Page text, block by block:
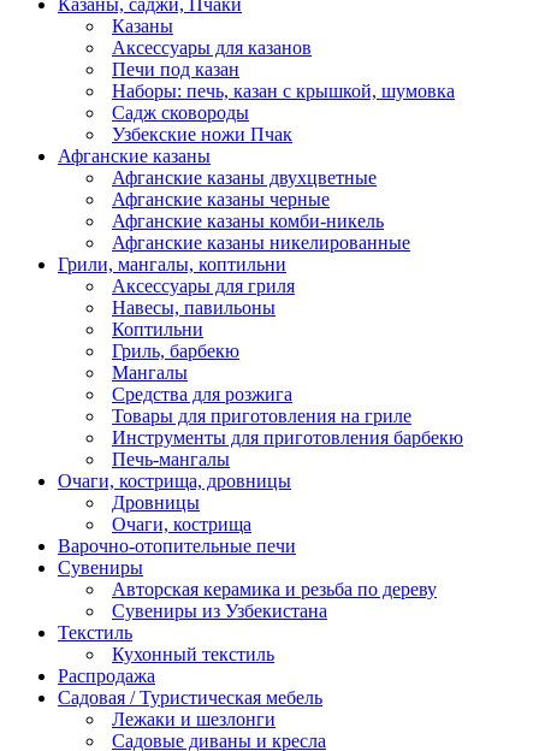
Казаны
Аксессуары для казанов
Печи под казан
Наборы: печь, казан с крышкой, шумовка
Садж сковороды
Узбекские ножи Пчак
Афганские казаны
Афганские казаны двухцветные
Афганские казаны черные
Афганские казаны комби-никель
Афганские казаны никелированные
Грили, мангалы, коптильни
Аксессуары для гриля
Навесы, павильоны
Коптильни
Гриль, барбекю
Мангалы
Средства для розжига
Товары для приготовления на гриле
Инструменты для приготовления барбекю
Печь-мангалы
Очаги, кострища, дровницы
Дровницы
Очаги, кострища
Варочно-отопительные печи
Сувениры
Авторская керамика и резьба по дереву
Сувениры из Узбекистана
Текстиль
Кухонный текстиль
Распродажа
Садовая / Туристическая мебель
Лежаки и шезлонги
Садовые диваны и кресла